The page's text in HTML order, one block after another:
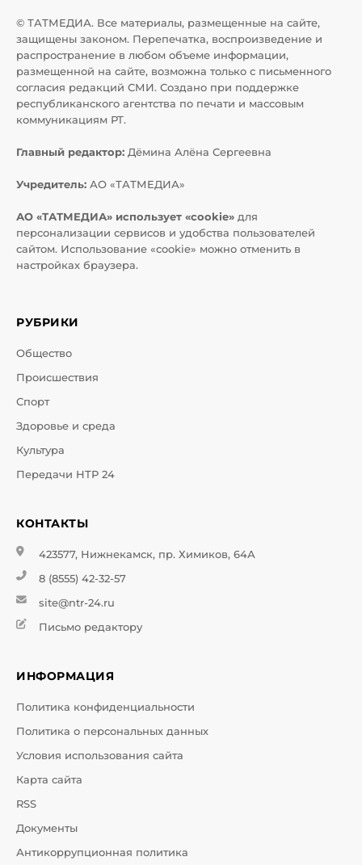
© ТАТМЕДИА. Все материалы, размещенные на сайте,
защищены законом. Перепечатка, воспроизведение и
распространение в любом объеме информации,
размещенной на сайте, возможна только с письменного
согласия редакций СМИ. Создано при поддержке
республиканского агентства по печати и массовым
коммуникациям РТ.
Главный редактор: Дёмина Алёна Сергеевна
Учредитель: АО «ТАТМЕДИА»
АО «ТАТМЕДИА» использует «cookie» для
персонализации сервисов и удобства пользователей
сайтом. Использование «cookie» можно отменить в
настройках браузера.
РУБРИКИ
Общество
Происшествия
Спорт
Здоровье и среда
Культура
Передачи НТР 24
КОНТАКТЫ
423577, Нижнекамск, пр. Химиков, 64А
8 (8555) 42-32-57
site@ntr-24.ru
Письмо редактору
ИНФОРМАЦИЯ
Политика конфиденциальности
Политика о персональных данных
Условия использования сайта
Карта сайта
RSS
Документы
Антикоррупционная политика